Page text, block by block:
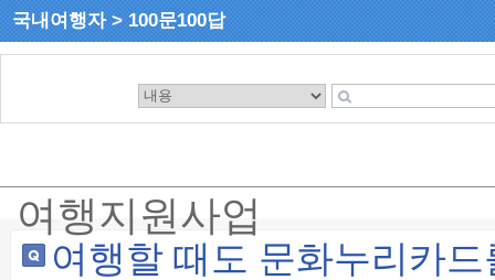
국내여행자 > 100문100답
여행지원사업
여행할 때도 문화누리카